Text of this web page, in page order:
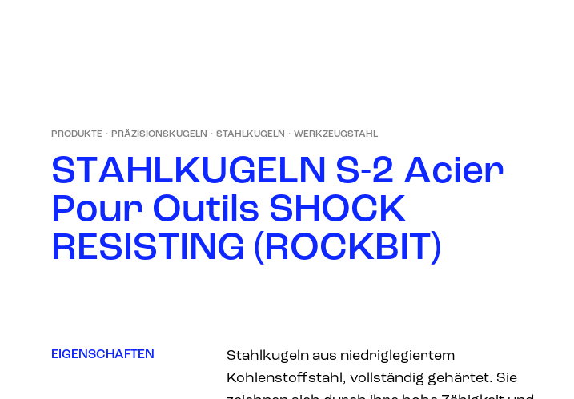
PRODUKTE · PRÄZISIONSKUGELN · STAHLKUGELN · WERKZEUGSTAHL
STAHLKUGELN S-2 Acier
Pour Outils SHOCK
RESISTING (ROCKBIT)
EIGENSCHAFTEN
Stahlkugeln aus niedriglegiertem
Kohlenstoffstahl, vollständig gehärtet. Sie